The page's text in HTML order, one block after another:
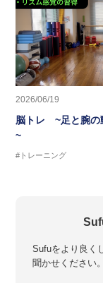
2026/06/19
脳トレ ~足と腕の
~
#トレーニング
Sufuをより良く
聞かせください。